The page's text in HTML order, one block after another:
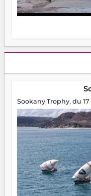
Sookany Trophy, du